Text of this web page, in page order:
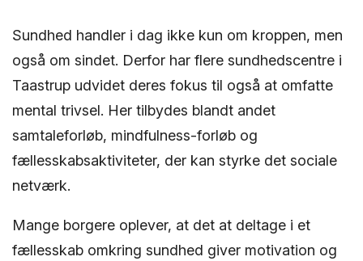
Sundhed handler i dag ikke kun om kroppen, men
også om sindet. Derfor har flere sundhedscentre i
Taastrup udvidet deres fokus til også at omfatte
mental trivsel. Her tilbydes blandt andet
samtaleforløb, mindfulness-forløb og
fællesskabsaktiviteter, der kan styrke det sociale
netværk.
Mange borgere oplever, at det at deltage i et
fællesskab omkring sundhed giver motivation og